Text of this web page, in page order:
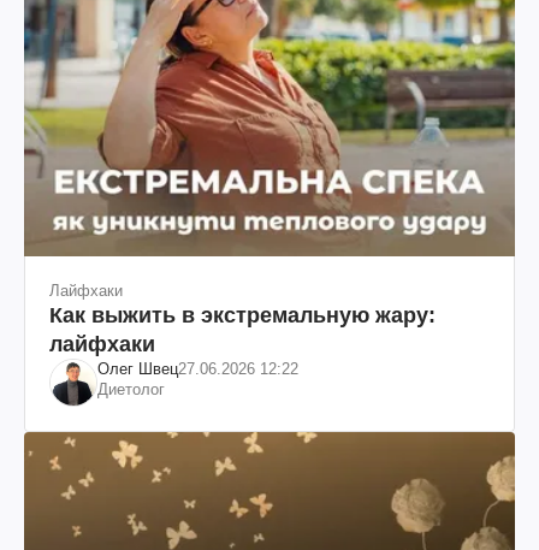
Лайфхаки
Как выжить в экстремальную жару:
лайфхаки
Олег Швец27.06.2026 12:22
Диетолог